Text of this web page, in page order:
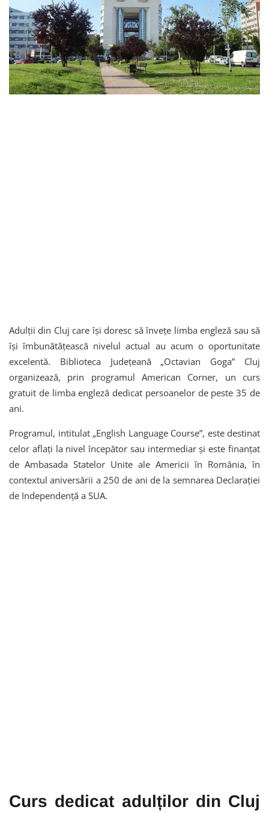
Adulții din Cluj care își doresc să învețe limba engleză sau să
își îmbunătățească nivelul actual au acum o oportunitate
excelentă. Biblioteca Judeţeană „Octavian Goga” Cluj
organizează, prin programul American Corner, un curs
gratuit de limba engleză dedicat persoanelor de peste 35 de
ani.
Programul, intitulat „English Language Course”, este destinat
celor aflați la nivel începător sau intermediar și este finanțat
de Ambasada Statelor Unite ale Americii în România, în
contextul aniversării a 250 de ani de la semnarea Declarației
de Independență a SUA.
Curs dedicat adulților din Cluj